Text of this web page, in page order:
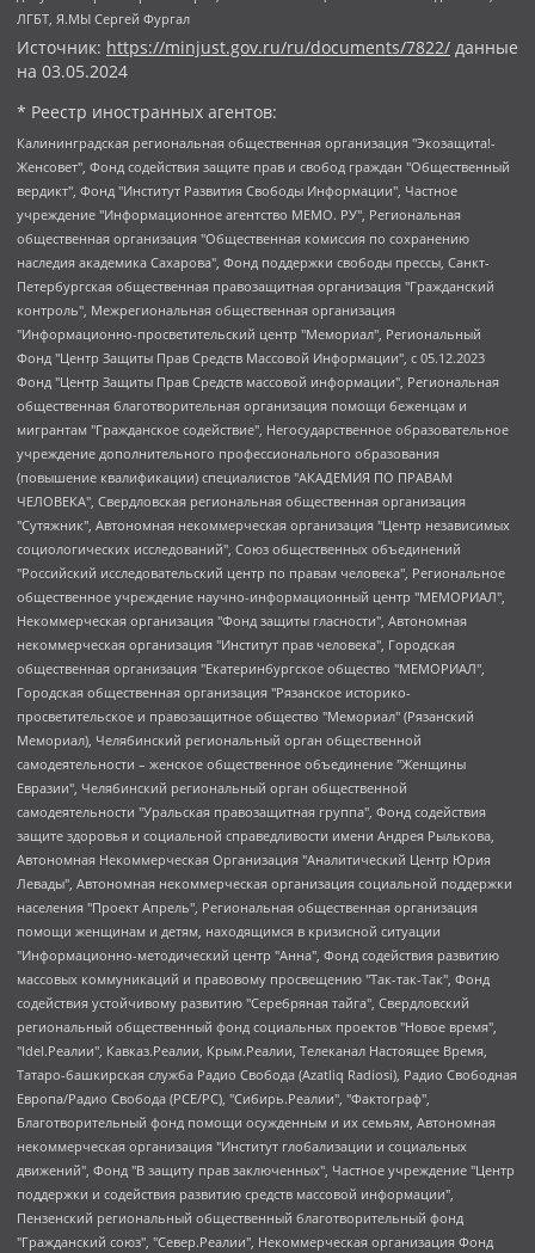
ЛГБТ, Я.МЫ Сергей Фургал
Источник: https://minjust.gov.ru/ru/documents/7822/ данные
на 03.05.2024
* Реестр иностранных агентов:
Калининградская региональная общественная организация "Экозащита!-Женсовет", Фонд содействия защите прав и свобод граждан "Общественный вердикт", Фонд "Институт Развития Свободы Информации", Частное учреждение "Информационное агентство МЕМО. РУ", Региональная общественная организация "Общественная комиссия по сохранению наследия академика Сахарова", Фонд поддержки свободы прессы, Санкт-Петербургская общественная правозащитная организация "Гражданский контроль", Межрегиональная общественная организация "Информационно-просветительский центр "Мемориал", Региональный Фонд "Центр Защиты Прав Средств Массовой Информации", с 05.12.2023 Фонд "Центр Защиты Прав Средств массовой информации", Региональная общественная благотворительная организация помощи беженцам и мигрантам "Гражданское содействие", Негосударственное образовательное учреждение дополнительного профессионального образования (повышение квалификации) специалистов "АКАДЕМИЯ ПО ПРАВАМ ЧЕЛОВЕКА", Свердловская региональная общественная организация "Сутяжник", Автономная некоммерческая организация "Центр независимых социологических исследований", Союз общественных объединений "Российский исследовательский центр по правам человека", Региональное общественное учреждение научно-информационный центр "МЕМОРИАЛ", Некоммерческая организация "Фонд защиты гласности", Автономная некоммерческая организация "Институт прав человека", Городская общественная организация "Екатеринбургское общество "МЕМОРИАЛ", Городская общественная организация "Рязанское историко-просветительское и правозащитное общество "Мемориал" (Рязанский Мемориал), Челябинский региональный орган общественной самодеятельности – женское общественное объединение "Женщины Евразии", Челябинский региональный орган общественной самодеятельности "Уральская правозащитная группа", Фонд содействия защите здоровья и социальной справедливости имени Андрея Рылькова, Автономная Некоммерческая Организация "Аналитический Центр Юрия Левады", Автономная некоммерческая организация социальной поддержки населения "Проект Апрель", Региональная общественная организация помощи женщинам и детям, находящимся в кризисной ситуации "Информационно-методический центр "Анна", Фонд содействия развитию массовых коммуникаций и правовому просвещению "Так-так-Так", Фонд содействия устойчивому развитию "Серебряная тайга", Свердловский региональный общественный фонд социальных проектов "Новое время", "Idel.Реалии", Кавказ.Реалии, Крым.Реалии, Телеканал Настоящее Время, Татаро-башкирская служба Радио Свобода (Azatliq Radiosi), Радио Свободная Европа/Радио Свобода (PCE/PC), "Сибирь.Реалии", "Фактограф", Благотворительный фонд помощи осужденным и их семьям, Автономная некоммерческая организация "Институт глобализации и социальных движений", Фонд "В защиту прав заключенных", Частное учреждение "Центр поддержки и содействия развитию средств массовой информации", Пензенский региональный общественный благотворительный фонд "Гражданский союз", "Север.Реалии", Некоммерческая организация Фонд "Правовая инициатива", Общество с ограниченной ответственностью "Радио Свободная Европа/Радио Свобода", Чешское информационное агентство "MEDIUM-ORIENT", Красноярская региональная общественная организация "Мы против СПИДа", Камалягин Денис Николаевич, Маркелов Сергей Евгеньевич, Пономарев Лев Александрович, Савицкая Людмила Алексеевна, Автономная некоммерческая организация "Центр по работе с проблемой насилия "НАСИЛИЮ.НЕТ", Межрегиональный профессиональный союз работников здравоохранения "Альянс врачей", Юридическое лицо, зарегистрированное в Латвийской Республике, SIA "Medusa Project" (регистрационный номер 40103797863, дата регистрации 10.06.2014), Некоммерческая организация "Фонд по борьбе с коррупцией", Автономная некоммерческая организация "Институт права и публичной политики", Баданин Роман Сергеевич, Гликин Максим Александрович, Железнова Мария Михайловна, Лукьянова Юлия Сергеевна, Маетная Елизавета Витальевна, Маняхин Петр Борисович, Чуракова Ольга Владимировна, Ярош Юлия Петровна, Юридическое лицо "The Insider SIA", зарегистрированное в Риге, Латвийская Республика (дата регистрации 26.06.2015), являющееся администратором доменного имени интернет-издания "The Insider SIA", https://theins.ru, Постернак Алексей Евгеньевич, Рубин Михаил Аркадьевич, Анин Роман Александрович, Юридическое лицо Istories fonds, зарегистрированное в Латвийской Республике (регистрационный номер 50008295751, дата регистрации 24.02.2020), Великовский Дмитрий Александрович, Долинина Ирина Николаевна, Мароховская Алеся Алексеевна, Шлейнов Роман Юрьевич, Шмагун Олеся Валентиновна, Общество с ограниченной ответственностью "Альтаир 2021", Общество с ограниченной ответственностью "Вега 2021", Общество с ограниченной ответственностью "Главный редактор 2021", Общество с ограниченной ответственностью "Ромашки монолит", Важенков Артем Валерьевич, Ивановская областная общественная организация "Центр гендерных исследований", Гурман Юрий Альбертович, Медиапроект "ОВД-Инфо", Егоров Владимир Владимирович, Жилинский Владимир Александрович, Общество с ограниченной ответственностью "ЗП", Иванова София Юрьевна, Карезина Инна Павловна, Кильтау Екатерина Викторовна, Петров Алексей Викторович, Пискунов Сергей Евгеньевич, Смирнов Сергей Сергеевич, Тихонов Михаил Сергеевич, Общество с ограниченной ответственностью "ЖУРНАЛИСТ-ИНОСТРАННЫЙ АГЕНТ", Арапова Галина Юрьевна, Вольтская Татьяна Анатольевна, Американская компания "Mason G.E.S. Anonymous Foundation" (США), являющаяся владельцем интернет-издания https://mnews.world/, Компания "Stichting Bellingcat", зарегистрированная в Нидерландах (дата регистрации 11.07.2018), Захаров Андрей Вячеславович, Клепиковская Екатерина Дмитриевна, Общество с ограниченной ответственностью "МЕМО", Перл Роман Александрович, Симонов Евгений Алексеевич, Соловьева Елена Анатольевна, Сотников Даниил Владимирович, Сурначева Елизавета Дмитриевна, Автономная некоммерческая организация по защите прав человека и информированию населения "Якутия – Наше Мнение", Общество с ограниченной ответственностью "Москоу диджитал медиа", с 26.01.2023 Общество с ограниченной ответственностью "Чайка Белые сады", Ветошкина Валерия Валерьевна, Заговора Максим Александрович, Межрегиональное общественное движение "Российская ЛГБТ - сеть", Оленичев Максим Владимирович, Павлов Иван Юрьевич, Скворцова Елена Сергеевна, Общество с ограниченной ответственностью "Как бы инагент", Кочетков Игорь Викторович, Общество с ограниченной ответственностью "Честные выборы", Еланчик Олег Александрович, Общество с ограниченной ответственностью "Нобелевский призыв", Гималова Регина Эмилевна, Григорьев Андрей Валерьевич, Григорьева Алина Александровна, Ассоциация по содействию защите прав призывников, альтернативнослужащих и военнослужащих "Правозащитная группа "Гражданин.Армия.Право", Хисамова Регина Фаритовна, Автономная некоммерческая организация по реализации социально-правовых программ "Лилит", Дальневосточное общественное движение "Маяк", Санкт-Петербургская ЛГБТ-инициативная группа "Выход", Инициативная группа ЛГБТ+ "Реверс", Алексеев Андрей Викторович, Бекбулатова Таисия Львовна, Беляев Иван Михайлович, Владыкина Елена Сергеевна, Гельман Марат Александрович, Никульшина Вероника Юрьевна, Толоконникова Надежда Андреевна, Шендерович Виктор Анатольевич, Общество с ограниченной ответственностью "Данное сообщение", Общество с ограниченной ответственностью Издательский дом "Новая глава", Айнбиндер Александра Александровна, Московский комьюнити-центр для ЛГБТ+инициатив, Благотворительный фонд развития филантропии, Deutsche Welle (Германия, Kurt-Schumacher-Strasse 3, 53113 Bonn), Борзунова Мария Михайловна, Воробьев Виктор Викторович, Голубева Анна Львовна, Константинова Алла Михайловна, Малкова Ирина Владимировна, Мурадов Мурад Абдулгалимович, Осетинская Елизавета Николаевна, Понасенков Евгений Николаевич, Ганапольский Матвей Юрьевич, Киселев Евгений Алексеевич, Борухович Ирина Григорьевна, Дремин Иван Тимофеевич, Дубровский Дмитрий Викторович, Красноярская региональная общественная организация поддержки и развития альтернативных образовательных технологий и межкультурных коммуникаций "ИНТЕРРА", Маяковская Екатерина Алексеевна, Фейгин Марк Захарович, Филимонов Андрей Викторович, Дзугкоева Регина Николаевна, Доброхотов Роман Александрович, Дудь Юрий Александрович, Елкин Сергей Владимирович, Кругликов Кирилл Игоревич, Сабунаева Мария Леонидовна, Семенов Алексей Владимирович, Шаинян Карен Багратович, Шульман Екатерина Михайловна, Асафьев Артур Валерьевич, Вахштайн Виктор Семенович, Венедиктов Алексей Алексеевич, Лушникова Екатерина Евгеньевна, Волков Леонид Михайлович, Невзоров Александр Глебович, Пархоменко Сергей Борисович, Сироткин Ярослав Николаевич, Кара-Мурза Владимир Владимирович, Баранова Наталья Владимировна, Гозман Леонид Яковлевич, Кагарлицкий Борис Юльевич, Климарев Михаил Валерьевич, Милов Владимир Станиславович, Автономная некоммерческая организация Краснодарский центр современного искусства "Типография", Моргенштерн Алишер Тагирович, Соболь Любовь Эдуардовна, Общество с ограниченной ответственностью "ЛИЗА НОРМ", Каспаров Гарри Кимович, Ходорковский Михаил Борисович, Общество с ограниченной ответственностью "Апрельские тезисы", Данилович Ирина Брониславовна, Кашин Олег Владимирович, Петров Николай Владимирович, Пивоваров Алексей Владимирович, Соколов Михаил Владимирович, Цветкова Юлия Владимировна, Чичваркин Евгений Александрович, Комитет против пыток/Команда против пыток, Общество с ограниченной ответственностью "Первый научный", Общество с ограниченной ответственностью "Вертолет и ко", Белоцерковская Вероника Борисовна, Кац Максим Евгеньевич, Лазарева Татьяна Юрьевна, Шаведдинов Руслан Табризович, Яшин Илья Валерьевич, Общество с ограниченной ответственностью "Иноагент ААВ", Алешковский Дмитрий Петрович, Альбац Евгения Марковна, Быков Дмитрий Львович, Галямина Юлия Евгеньевна, Лойко Сергей Леонидович, Мартынов Кирилл Константинович, Медведев Сергей Александрович, Крашенинников Федор Геннадиевич, Гордеева Катерина Вл